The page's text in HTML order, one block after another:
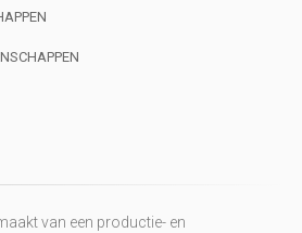
van een productie- en